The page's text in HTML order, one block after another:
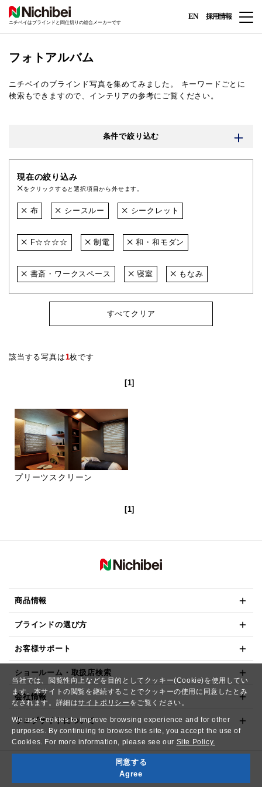
当社では、閲覧性向上などを目的としてクッキー(Cookie)を使用してい
ます。本サイトの閲覧を継続することでクッキーの使用に同意したとみ
なされます。詳細はサイトポリシー をご覧ください。
We use Cookies to improve browsing experience and for other
purposes. By continuing to browse this site, you accept the use of
Cookies. For more information, please see our Site Policy.
同意する
Agree
ニチベイはブラインドと間仕切りの総合メーカーです
EN 採用情報
フォトアルバム
ニチベイのブラインド写真を集めてみました。
キーワードごとに
検索もできますので、インテリアの参考にご覧ください。
条件で絞り込む
現在の絞り込み
をクリックすると選択項目から外せます。
布 シースルー シークレット
F☆☆☆☆ 制電 和・和モダン
書斎・ワークスペース 寝室 もなみ
すべてクリア
該当する写真は1枚です
[1]
プリーツスクリーン
[1]
商品情報
ブラインドの選び方
お客様サポート
ショールーム・取扱店検索
会社情報
ウェブサイトについて
Copyright© NICHIBEI CO.,LTD. All Rights Reserved.